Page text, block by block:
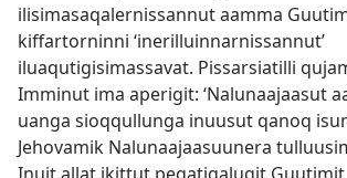
ilisimasaqalernissannut aamma
kiffartorninni ‘inerilluinnarnissannut’
iluaqutigisimassavat. Pissarsiatilli
Imminut ima aperigit: ‘Nalunaajaasut
uanga sioqqullunga inuusut qanoq
Jehovamik Nalunaajaasuunera